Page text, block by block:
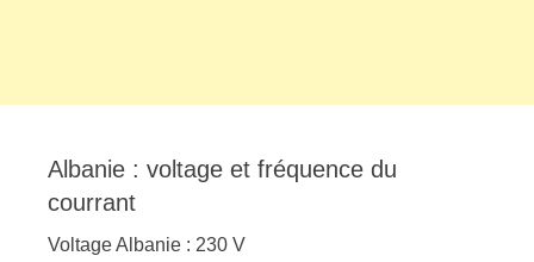
Albanie : voltage et fréquence du
courrant
Voltage Albanie : 230 V